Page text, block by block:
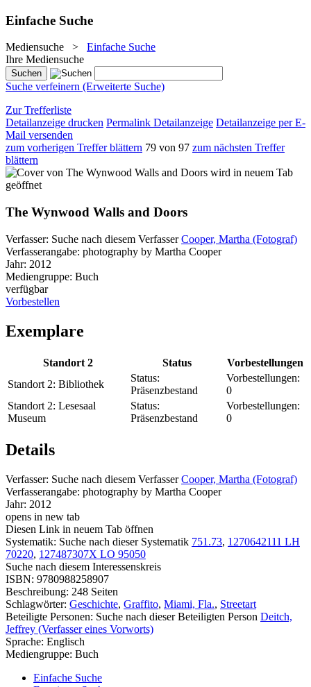
Einfache Suche
Mediensuche > Einfache Suche
Ihre Mediensuche
Suche verfeinern (Erweiterte Suche)
Zur Trefferliste
Detailanzeige drucken Permalink Detailanzeige Detailanzeige per E-
Mail versenden
zum vorherigen Treffer blättern 79 von 97 zum nächsten Treffer
blättern
wird in neuem Tab
geöffnet
The Wynwood Walls and Doors
Verfasser: Suche nach diesem Verfasser Cooper, Martha (Fotograf)
Verfasserangabe: photography by Martha Cooper
Jahr: 2012
Mediengruppe: Buch
verfügbar
Vorbestellen
Exemplare
Standort 2 Status
Vorbestellungen
Standort 2: Bibliothek
Status:
Präsenzbestand
Vorbestellungen:
0
Standort 2: Lesesaal
Museum
Status:
Präsenzbestand
Vorbestellungen:
0
Details
Verfasser: Suche nach diesem Verfasser Cooper, Martha (Fotograf)
Verfasserangabe: photography by Martha Cooper
Jahr: 2012
opens in new tab
Diesen Link in neuem Tab öffnen
Systematik: Suche nach dieser Systematik 751.73, 1270642111 LH
70220, 127487307X LO 95050
Suche nach diesem Interessenskreis
ISBN: 9780988258907
Beschreibung: 248 Seiten
Schlagwörter: Geschichte, Graffito, Miami, Fla., Streetart
Beteiligte Personen: Suche nach dieser Beteiligten Person Deitch,
Jeffrey (Verfasser eines Vorworts)
Sprache: Englisch
Mediengruppe: Buch
Einfache Suche